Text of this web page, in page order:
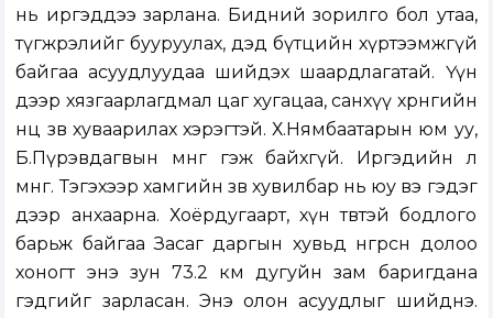
нь иргэддээ зарлана. Бидний зорилго бол утаа,
түгжрэлийг бууруулах, дэд бүтцийн хүртээмжгүй
байгаа асуудлуудаа шийдэх шаардлагатай. Үүн
дээр хязгаарлагдмал цаг хугацаа, санхүү хөрөнгийн
нөөцөө зөв хуваарилах хэрэгтэй. Х.Нямбаатарын юм уу,
Б.Пүрэвдагвын мөнгө гэж байхгүй. Иргэдийн л
мөнгө. Тэгэхээр хамгийн зөв хувилбар нь юу вэ гэдэг
дээр анхаарна. Хоёрдугаарт, хүн төвтэй бодлого
барьж байгаа Засаг даргын хувьд өнгөрсөн долоо
хоногт энэ зун 73.2 км дугуйн зам баригдана
гэдгийг зарласан. Энэ олон асуудлыг шийднэ.